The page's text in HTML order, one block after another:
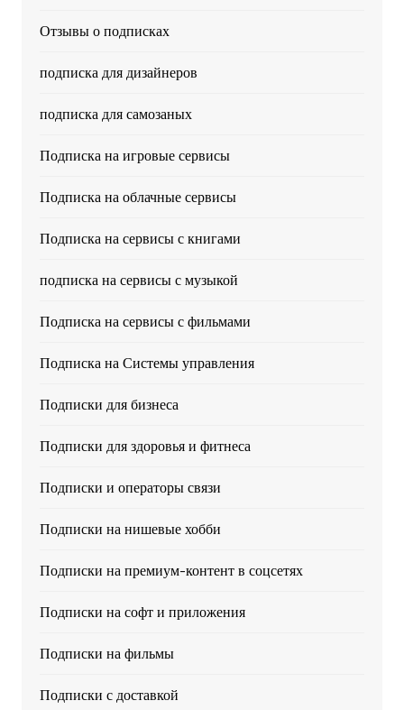
Отзывы о подписках
подписка для дизайнеров
подписка для самозаных
Подписка на игровые сервисы
Подписка на облачные сервисы
Подписка на сервисы с книгами
подписка на сервисы с музыкой
Подписка на сервисы с фильмами
Подписка на Системы управления
Подписки для бизнеса
Подписки для здоровья и фитнеса
Подписки и операторы связи
Подписки на нишевые хобби
Подписки на премиум-контент в соцсетях
Подписки на софт и приложения
Подписки на фильмы
Подписки с доставкой